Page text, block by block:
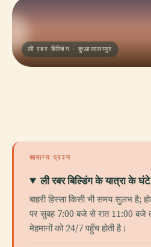
ली रबर बिल्डिंग · कुआलालम्पुर
सामान्य प्रश्न
ली रबर बिल्डिंग के यात्रा के
बाहरी हिस्सा किसी भी समय सुलभ
पर सुबह 7:00 बजे से रात 11:00
मेहमानों को 24/7 पहुँच होती है।